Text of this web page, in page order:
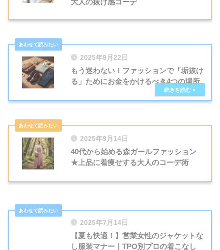
大人の抜け感コーデ
2025年9月22日
もう迷わない！ファッションで「垢抜け
る」ためにお金をかけるべき4つの場所
2025年9月14日
40代から始める森ガールファッション
★上品に着痩せする大人のコーデ術
2025年7月14日
【夏も快適！】営業女性のジャケットな
し服装マナー｜TPO別プロの着こなし